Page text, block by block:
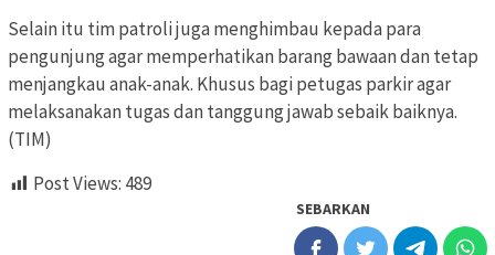
Selain itu tim patroli juga menghimbau kepada para
pengunjung agar memperhatikan barang bawaan dan tetap
menjangkau anak-anak. Khusus bagi petugas parkir agar
melaksanakan tugas dan tanggung jawab sebaik baiknya.
(TIM)
Post Views: 489
SEBARKAN